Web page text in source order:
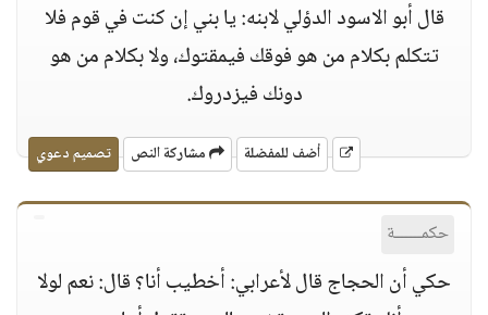
قال أبو الاسود الدؤلي لابنه: يا بني إن كنت في قوم فلا
تتكلم بكلام من هو فوقك فيمقتوك، ولا بكلام من هو
دونك فيزدروك.
أضف للمفضلة مشاركة النص تصميم دعوي
حكمــــــة
حكي أن الحجاج قال لأعرابي: أخطيب أنا؟ قال: نعم لولا